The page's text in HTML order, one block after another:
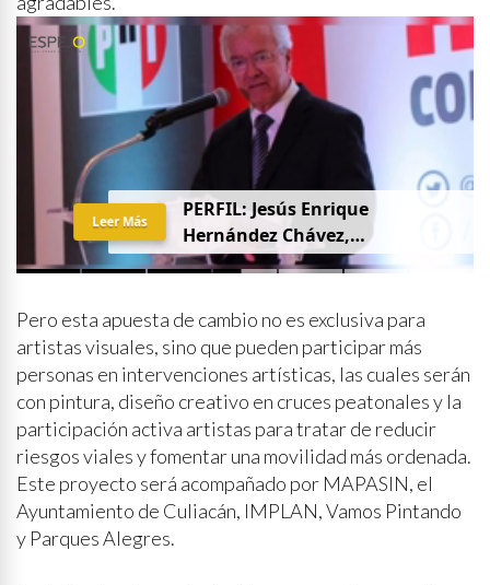
PERFIL: Jesús Enrique
Hernández Chávez,
“Chuquiqui”
Leer Más
Pero esta apuesta de cambio no es exclusiva para
artistas visuales, sino que pueden participar más
personas en intervenciones artísticas, las cuales serán
con pintura, diseño creativo en cruces peatonales y la
participación activa artistas para tratar de reducir
riesgos viales y fomentar una movilidad más ordenada.
Este proyecto será acompañado por MAPASIN, el
Ayuntamiento de Culiacán, IMPLAN, Vamos Pintando
y Parques Alegres.